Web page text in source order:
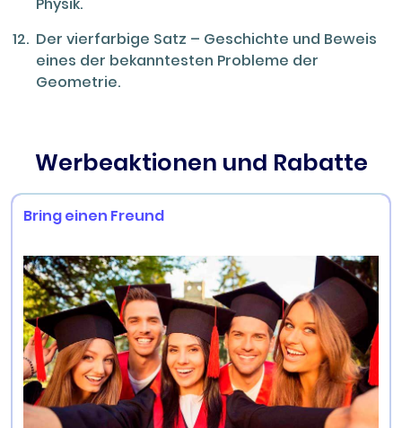
Physik.
Der vierfarbige Satz – Geschichte und Beweis
eines der bekanntesten Probleme der
Geometrie.
Werbeaktionen und Rabatte
Bring einen Freund